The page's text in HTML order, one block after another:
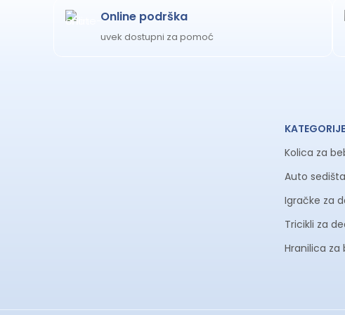
Online podrška
uvek dostupni za pomoć
KATEGORIJE
Kolica za
Auto sedišta
Igračke za
Tricikli za
Hranilica za